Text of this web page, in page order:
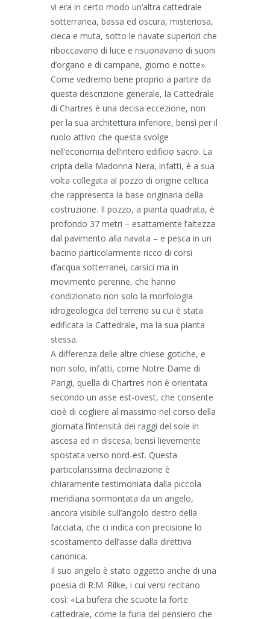
vi era in certo modo un’altra cattedrale
sotterranea, bassa ed oscura, misteriosa,
cieca e muta, sotto le navate superiori che
riboccavano di luce e risuonavano di suoni
d’organo e di campane, giorno e notte».
Come vedremo bene proprio a partire da
questa descrizione generale, la Cattedrale
di Chartres è una decisa eccezione, non
per la sua architettura inferiore, bensì per il
ruolo attivo che questa svolge
nell’economia dell‘intero edificio sacro. La
cripta della Madonna Nera, infatti, è a sua
volta collegata al pozzo di origine celtica
che rappresenta la base originaria della
costruzione. Il pozzo, a pianta quadrata, è
profondo 37 metri – esattamente l’altezza
dal pavimento alla navata – e pesca in un
bacino particolarmente ricco di corsi
d’acqua sotterranei, carsici ma in
movimento perenne, che hanno
condizionato non solo la morfologia
idrogeologica del terreno su cui è stata
edificata la Cattedrale, ma la sua pianta
stessa.
A differenza delle altre chiese gotiche, e
non solo, infatti, come Notre Dame di
Parigi, quella di Chartres non è orientata
secondo un asse est-ovest, che consente
cioè di cogliere al massimo nel corso della
giornata l’intensità dei raggi del sole in
ascesa ed in discesa, bensì lievemente
spostata verso nord-est. Questa
particolarissima declinazione è
chiaramente testimoniata dalla piccola
meridiana sormontata da un angelo,
ancora visibile sull’angolo destro della
facciata, che ci indica con precisione lo
scostamento dell’asse dalla direttiva
canonica.
Il suo angelo è stato oggetto anche di una
poesia di R.M. Rilke, i cui versi recitano
così: «La bufera che scuote la forte
cattedrale, come la furia del pensiero che